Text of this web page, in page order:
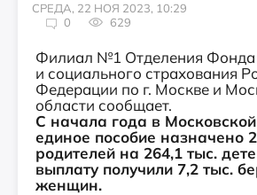
СРЕДА, 22 НОЯ 2023, 10:29
0
629
Филиал №1 Отделения Фонда
и социального страхования
Федерации по г. Москве и
области сообщает.
С начала года в
единое пособие назначено
родителей на 264,1 тыс.
выплату получили 7,2 тыс.
женщин.